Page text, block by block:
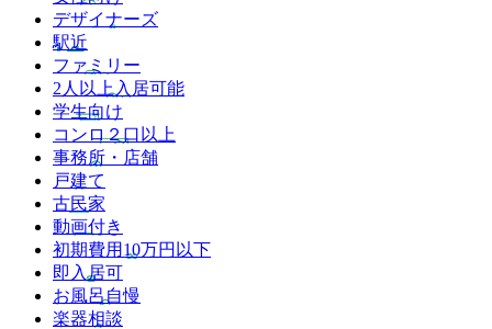
デザイナーズ
駅近
ファミリー
2人以上入居可能
学生向け
コンロ２口以上
事務所・店舗
戸建て
古民家
動画付き
初期費用10万円以下
即入居可
お風呂自慢
楽器相談